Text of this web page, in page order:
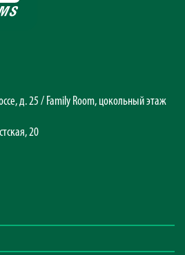
д. 25 / Family Room, цокольный этаж
20